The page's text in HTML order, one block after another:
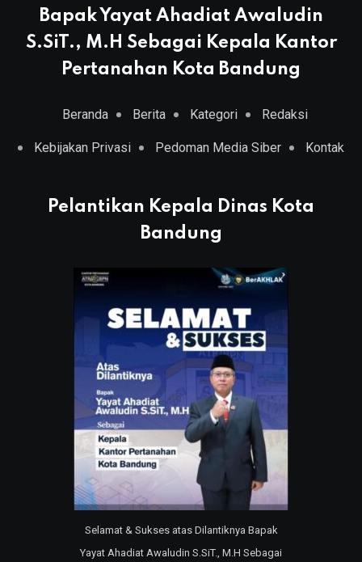
Bapak Yayat Ahadiat Awaludin
S.SiT., M.H Sebagai Kepala Kantor
Pertanahan Kota Bandung
Beranda Berita Kategori Redaksi
Kebijakan Privasi Pedoman Media Siber Kontak
Pelantikan Kepala Dinas Kota
Bandung
Selamat & Sukses atas Dilantiknya Bapak
Yayat Ahadiat Awaludin S.SiT., M.H Sebagai